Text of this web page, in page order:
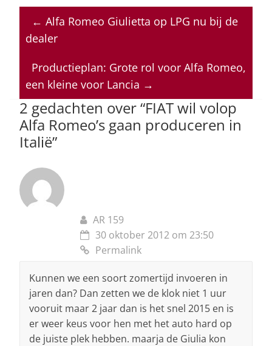
at
s
p
p
c
e
o
o
k
k
e
n
re
a
s
ai
l
← Alfa Romeo Giulietta op LPG nu bij de
dealer
Productieplan: Grote rol voor Alfa Romeo,
een kleine voor Lancia →
2 gedachten over “FIAT wil volop
Alfa Romeo’s gaan produceren in
Italië”
AR 159
30 oktober 2012 om 23:50
Permalink
Kunnen we een soort zomertijd invoeren in
jaren dan? Dan zetten we de klok niet 1 uur
vooruit maar 2 jaar dan is het snel 2015 en is
er weer keus voor hen met het auto hard op
de juiste plek hebben. maarja de Giulia kon